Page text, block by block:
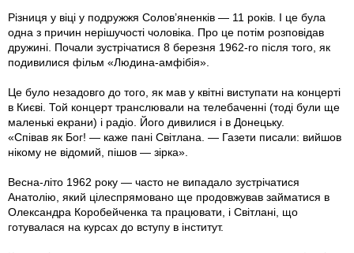
Різниця у віці у подружжя Солов’яненків — 11 років. І це була
одна з причин нерішучості чоловіка. Про це потім розповідав
дружині. Почали зустрічатися 8 березня 1962-го після того, як
подивилися фільм «Людина-амфібія».
Це було незадовго до того, як мав у квітні виступати на концерті
в Києві. Той концерт транслювали на телебаченні (тоді були ще
маленькі екрани) і радіо. Його дивилися і в Донецьку.
«Співав як Бог! — каже пані Світлана. — Газети писали: вийшов
нікому не відомий, пішов — зірка».
Весна-літо 1962 року — часто не випадало зустрічатися
Анатолію, який цілеспрямовано ще продовжував займатися в
Олександра Коробейченка та працювати, і Світлані, що
готувалася на курсах до вступу в інститут.